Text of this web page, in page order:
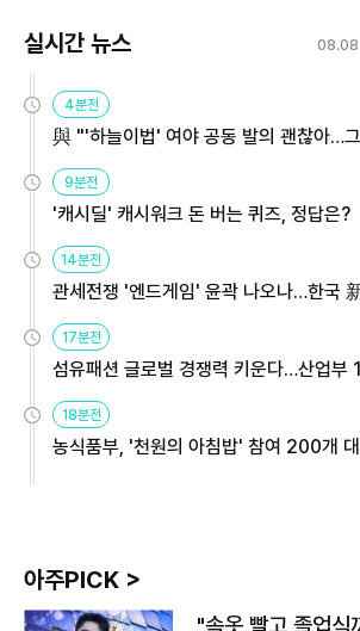
실시간 뉴스
4분전
與 "'하늘이법' 여야 공동 발의 괜찮아…
9분전
'캐시딜' 캐시워크 돈 버는 퀴즈, 정답은?
14분전
관세전쟁 '엔드게임' 윤곽 나오나…한국
용해야
17분전
섬유패션 글로벌 경쟁력 키운다…산업부
원
18분전
농식품부, '천원의 아침밥' 참여 200개
아주PICK >